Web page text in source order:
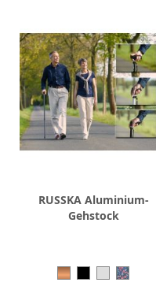
RUSSKA Aluminium-
Gehstock